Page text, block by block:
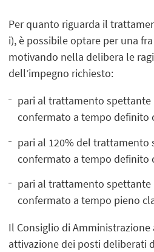
Per quanto riguarda il
i), è possibile optare per una
motivando nella delibera le
dell’impegno richiesto:
pari al trattamento spettante
confermato a tempo definito
pari al 120% del trattamento
confermato a tempo definito
pari al trattamento spettante
confermato a tempo pieno
Il Consiglio di
attivazione dei posti deliberati